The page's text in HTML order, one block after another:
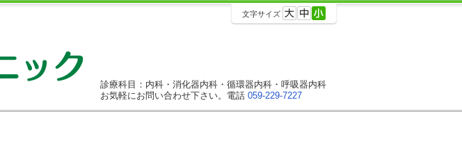
診療科目：内科・消化器内科・循環器内科・呼吸器内科
お気軽にお問い合わせ下さい。電話 059-229-7227
文字サイズ